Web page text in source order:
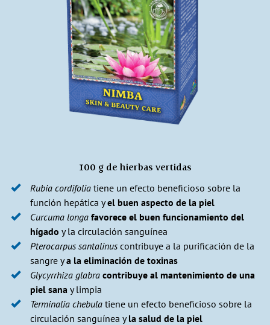
100 g de hierbas vertidas
Rubia cordifolia tiene un efecto beneficioso sobre la
función hepática yel buen aspecto de la piel
Curcuma longa favorece el buen funcionamiento del
hígado y la circulación sanguínea
Pterocarpus santalinus contribuye a la purificación de la
sangre ya la eliminación de toxinas
Glycyrrhiza glabra contribuye al mantenimiento de una
piel sana y limpia
Terminalia chebula tiene un efecto beneficioso sobre la
circulación sanguínea yla salud de la piel